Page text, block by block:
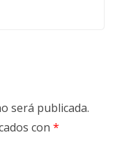
será publicada.
con *